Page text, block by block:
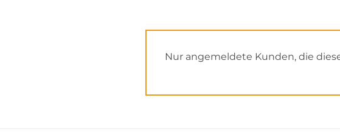
Nur angemeldete Kunden, die